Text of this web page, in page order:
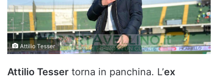
Attilio Tesser
Attilio Tesser torna in panchina. L’ex